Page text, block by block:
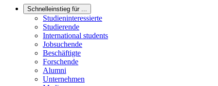
Schnelleinstieg für ...
Studieninteressierte
Studierende
International students
Jobsuchende
Beschäftigte
Forschende
Alumni
Unternehmen